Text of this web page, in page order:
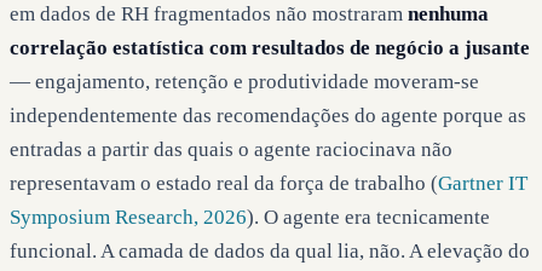
em dados de RH fragmentados não mostraram nenhuma
correlação estatística com resultados de negócio a jusante
— engajamento, retenção e produtividade moveram-se
independentemente das recomendações do agente porque as
entradas a partir das quais o agente raciocinava não
representavam o estado real da força de trabalho (Gartner IT
Symposium Research, 2026). O agente era tecnicamente
funcional. A camada de dados da qual lia, não. A elevação do